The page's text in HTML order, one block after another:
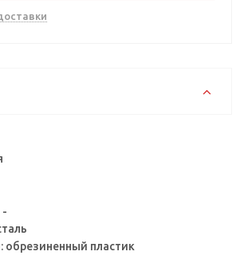
-
обрезиненный пластик